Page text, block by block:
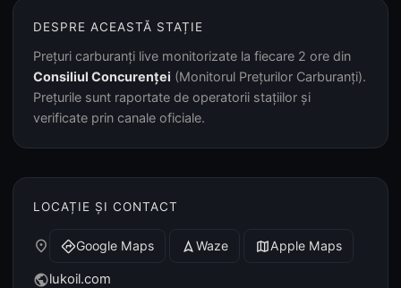
DESPRE ACEASTĂ STAȚIE
Prețuri carburanți live monitorizate la fiecare 2 ore din
Consiliul Concurenței (Monitorul Prețurilor Carburanți).
Prețurile sunt raportate de operatorii stațiilor și
verificate prin canale oficiale.
LOCAȚIE ȘI CONTACT
place directionsGoogle Maps navigation Waze mapApple Maps
publiclukoil.com